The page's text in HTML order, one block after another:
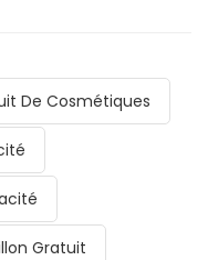
De Cosmétiques
Gratuit